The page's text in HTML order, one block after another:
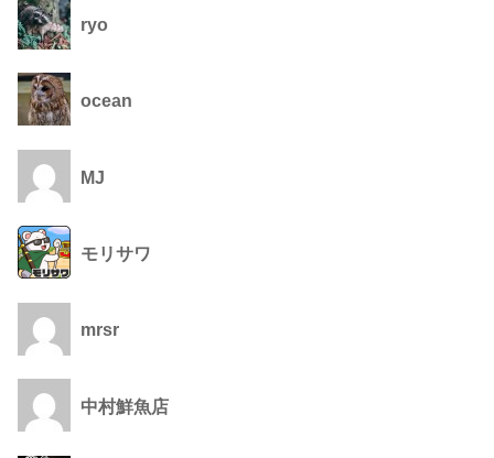
ryo
ocean
MJ
モリサワ
mrsr
中村鮮魚店